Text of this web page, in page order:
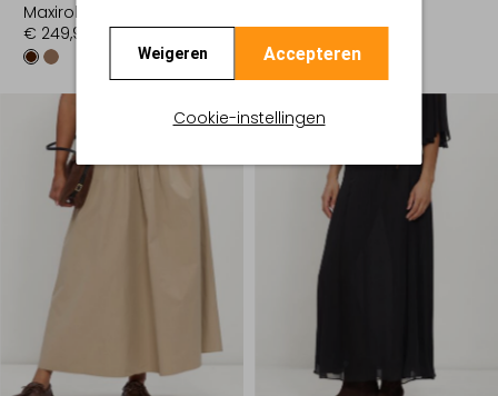
Weigeren Accepteren
Cookie-instellingen
Maxirok
€ 249,99
€ 229,99